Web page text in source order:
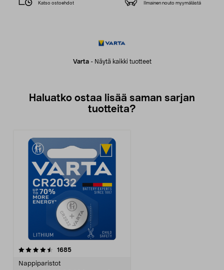
Varta- Näytä kaikki tuotteet
Katso ostoehdot Ilmainen nouto myymälästä
Haluatko ostaa lisää saman sarjan
tuotteita?
1685arvostelut
Nappiparistot